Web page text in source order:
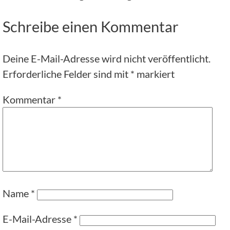
Schreibe einen Kommentar
Deine E-Mail-Adresse wird nicht veröffentlicht.
Erforderliche Felder sind mit * markiert
Kommentar *
Name *
E-Mail-Adresse *